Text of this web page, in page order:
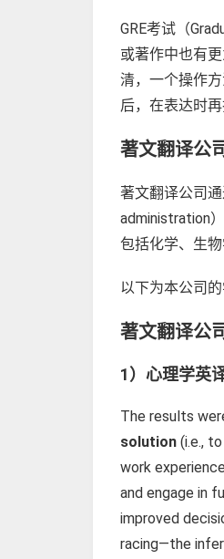
GRE考试（
或著作中也有
清，一个操作
后，在表达时
著文翻译公
著文翻译公司
administration
包括化学、生物
以下为本公司
著文翻译公
1）心理学英
The results
solution (i.e.,
work
and engage in
improved
racing—the